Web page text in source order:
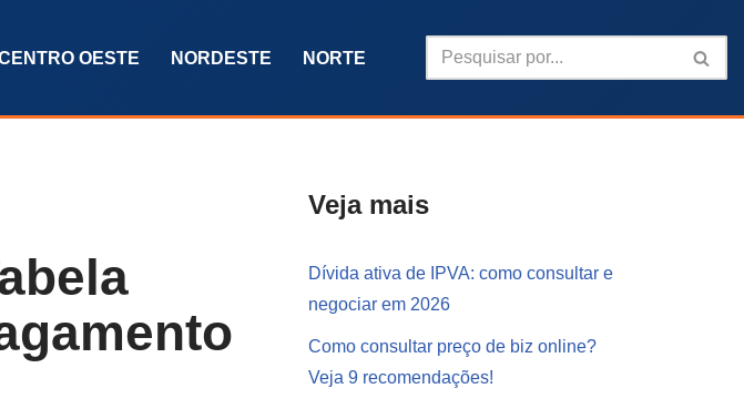
OESTE NORDESTE NORTE
Veja mais
Dívida ativa de IPVA: como consultar e
negociar em 2026
Como consultar preço de biz online?
Veja 9 recomendações!